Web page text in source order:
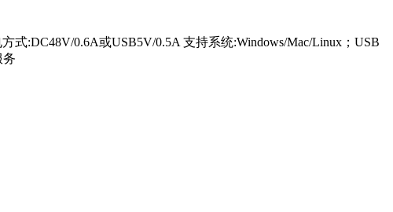
式:DC48V/0.6A或USB5V/0.5A 支持系统:Windows/Mac/Linux；USB
务